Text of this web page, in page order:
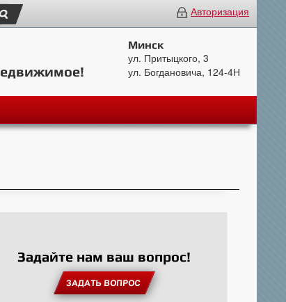
Авторизация
Минск
ул. Притыцкого, 3
ул. Богдановича, 124-4Н
Задайте нам ваш вопрос!
ЗАДАТЬ ВОПРОС